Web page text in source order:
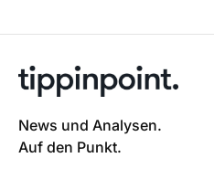
News und Analysen.
Auf den Punkt.